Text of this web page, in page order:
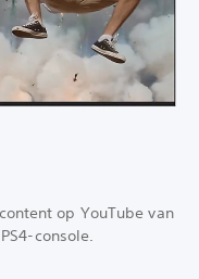
op YouTube van
console.